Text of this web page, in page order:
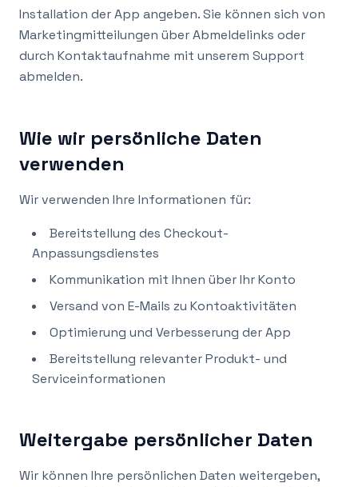
Installation der App angeben. Sie können sich von
Marketingmitteilungen über Abmeldelinks oder
durch Kontaktaufnahme mit unserem Support
abmelden.
Wie wir persönliche Daten
verwenden
Wir verwenden Ihre Informationen für:
Bereitstellung des Checkout-
Anpassungsdienstes
Kommunikation mit Ihnen über Ihr Konto
Versand von E-Mails zu Kontoaktivitäten
Optimierung und Verbesserung der App
Bereitstellung relevanter Produkt- und
Serviceinformationen
Weitergabe persönlicher Daten
Wir können Ihre persönlichen Daten weitergeben,